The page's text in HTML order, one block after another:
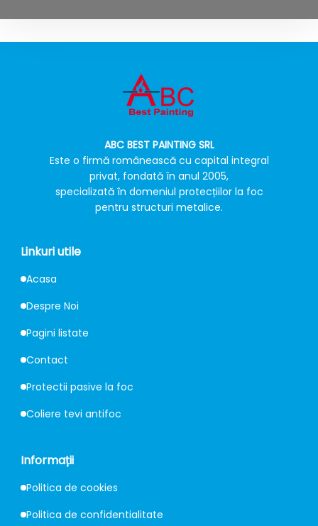
ABC BEST PAINTING SRL
Este o firmă românească cu capital integral
privat, fondată în anul 2005,
specializată în domeniul protecțiilor la foc
pentru structuri metalice.
Linkuri utile
Acasa
Despre Noi
Pagini listate
Contact
Protectii pasive la foc
Coliere tevi antifoc
Informații
Politica de cookies
Politica de confidentialitate